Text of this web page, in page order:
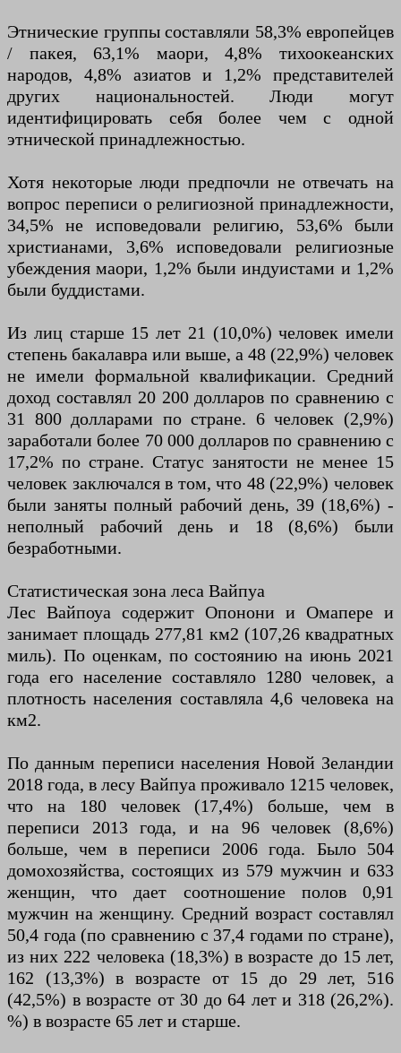
Этнические группы составляли 58,3% европейцев
/ пакея, 63,1% маори, 4,8% тихоокеанских
народов, 4,8% азиатов и 1,2% представителей
других национальностей. Люди могут
идентифицировать себя более чем с одной
этнической принадлежностью.
Хотя некоторые люди предпочли не отвечать на
вопрос переписи о религиозной принадлежности,
34,5% не исповедовали религию, 53,6% были
христианами, 3,6% исповедовали религиозные
убеждения маори, 1,2% были индуистами и 1,2%
были буддистами.
Из лиц старше 15 лет 21 (10,0%) человек имели
степень бакалавра или выше, а 48 (22,9%) человек
не имели формальной квалификации. Средний
доход составлял 20 200 долларов по сравнению с
31 800 долларами по стране. 6 человек (2,9%)
заработали более 70 000 долларов по сравнению с
17,2% по стране. Статус занятости не менее 15
человек заключался в том, что 48 (22,9%) человек
были заняты полный рабочий день, 39 (18,6%) -
неполный рабочий день и 18 (8,6%) были
безработными.
Статистическая зона леса Вайпуа
Лес Вайпоуа содержит Опонони и Омапере и
занимает площадь 277,81 км2 (107,26 квадратных
миль). По оценкам, по состоянию на июнь 2021
года его население составляло 1280 человек, а
плотность населения составляла 4,6 человека на
км2.
По данным переписи населения Новой Зеландии
2018 года, в лесу Вайпуа проживало 1215 человек,
что на 180 человек (17,4%) больше, чем в
переписи 2013 года, и на 96 человек (8,6%)
больше, чем в переписи 2006 года. Было 504
домохозяйства, состоящих из 579 мужчин и 633
женщин, что дает соотношение полов 0,91
мужчин на женщину. Средний возраст составлял
50,4 года (по сравнению с 37,4 годами по стране),
из них 222 человека (18,3%) в возрасте до 15 лет,
162 (13,3%) в возрасте от 15 до 29 лет, 516
(42,5%) в возрасте от 30 до 64 лет и 318 (26,2%).
%) в возрасте 65 лет и старше.